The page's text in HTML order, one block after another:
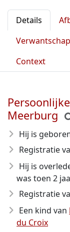
Details
Verwantschap
Context
Meerburg
Hij is
Registratie
Hij is
was toen 2
Registratie
Een kind van
du Croix